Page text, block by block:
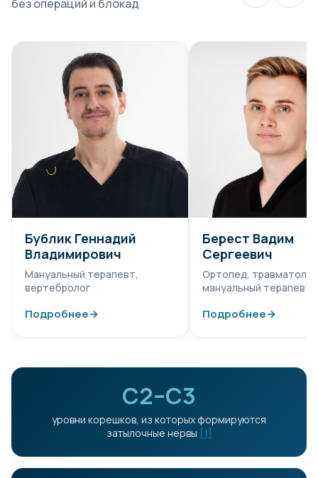
без операций и блокад
Бублик Геннадий
Владимирович
Мануальный терапевт,
вертебролог
Подробнее→
Берест Вадим
Сергеевич
Ортопед,
мануальный терапевт
Подробнее→
С2–С3
уровни корешков, из которых формируются
затылочные нервы [1]